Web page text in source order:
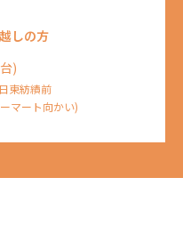
しの方
)
東紡績前
マート向かい)